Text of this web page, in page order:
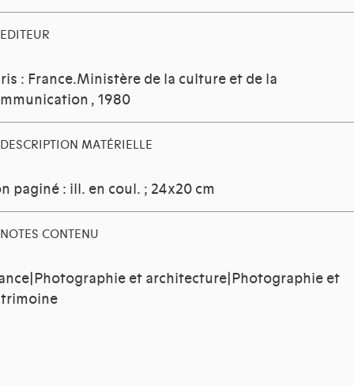
EDITEUR
: France.Ministère de la culture et de la
, 1980
DESCRIPTION MATÉRIELLE
paginé : ill. en coul. ; 24x20 cm
NOTES CONTENU
et architecture|Photographie et